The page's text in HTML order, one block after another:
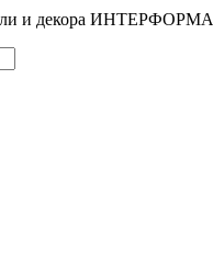
и декора ИНТЕРФОРМА